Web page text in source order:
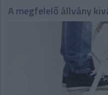
A megfelelő állvány